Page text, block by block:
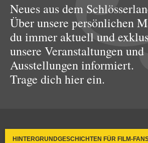
Neues aus dem
Über unsere persönlichen
du immer aktuell und
unsere Veranstaltungen und
Ausstellungen informiert.
Trage dich hier ein.
HINTERGRUNDGESCHICHTEN FÜR FILM-